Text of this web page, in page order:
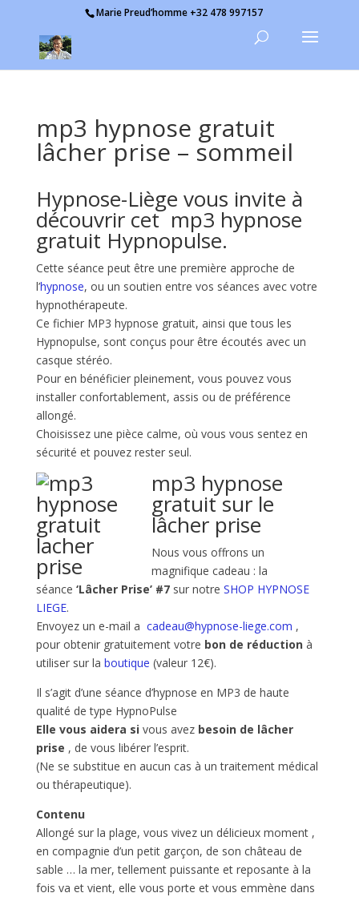
Marie Preud’homme +32 478 997157
mp3 hypnose gratuit
lâcher prise – sommeil
Hypnose-Liège vous invite à
découvrir cet mp3 hypnose
gratuit Hypnopulse.
Cette séance peut être une première approche de
l’hypnose, ou un soutien entre vos séances avec votre
hypnothérapeute.
Ce fichier MP3 hypnose gratuit, ainsi que tous les
Hypnopulse, sont conçus pour être écoutés avec un
casque stéréo.
Pour en bénéficier pleinement, vous pouvez vous
installer confortablement, assis ou de préférence
allongé.
Choisissez une pièce calme, où vous vous sentez en
sécurité et pouvez rester seul.
mp3 hypnose
gratuit sur le
lâcher prise
Nous vous offrons un
magnifique cadeau : la
séance ‘Lâcher Prise’ #7sur notre SHOP HYPNOSE
LIEGE.
Envoyez un e-mail a cadeau@hypnose-liege.com ,
pour obtenir gratuitement votre bon de réduction à
utiliser sur la boutique (valeur 12€).
Il s’agit d’une séance d’hypnose en MP3 de haute
qualité de type HypnoPulse
Elle vous aidera sivous avez besoin de lâcher
prise , de vous libérer l’esprit.
(Ne se substitue en aucun cas à un traitement médical
ou thérapeutique).
Contenu
Allongé sur la plage, vous vivez un délicieux moment ,
en compagnie d’un petit garçon, de son château de
sable … la mer, tellement puissante et reposante à la
fois va et vient, elle vous porte et vous emmène dans